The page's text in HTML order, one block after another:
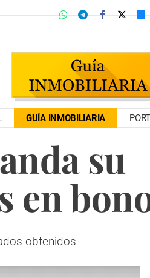
GUÍA INMOBILIARIA
su
en
obtenidos